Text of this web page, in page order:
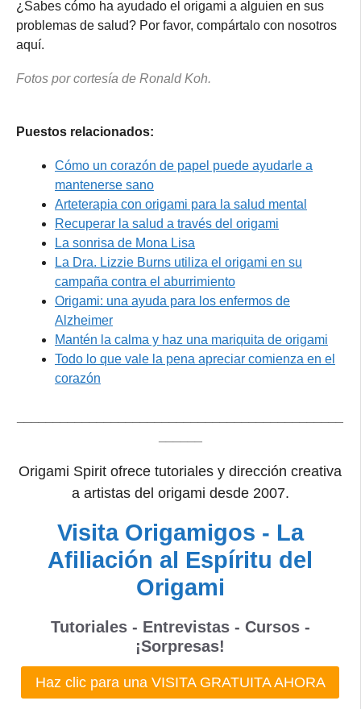
¿Sabes cómo ha ayudado el origami a alguien en sus
problemas de salud? Por favor, compártalo con nosotros
aquí.
Fotos por cortesía de Ronald Koh.
Puestos relacionados:
Cómo un corazón de papel puede ayudarle a
mantenerse sano
Arteterapia con origami para la salud mental
Recuperar la salud a través del origami
La sonrisa de Mona Lisa
La Dra. Lizzie Burns utiliza el origami en su
campaña contra el aburrimiento
Origami: una ayuda para los enfermos de
Alzheimer
Mantén la calma y haz una mariquita de origami
Todo lo que vale la pena apreciar comienza en el
corazón
Origami Spirit ofrece tutoriales y dirección creativa
a artistas del origami desde 2007.
Visita Origamigos - La
Afiliación al Espíritu del
Origami
Tutoriales - Entrevistas - Cursos -
¡Sorpresas!
Haz clic para una VISITA GRATUITA AHORA